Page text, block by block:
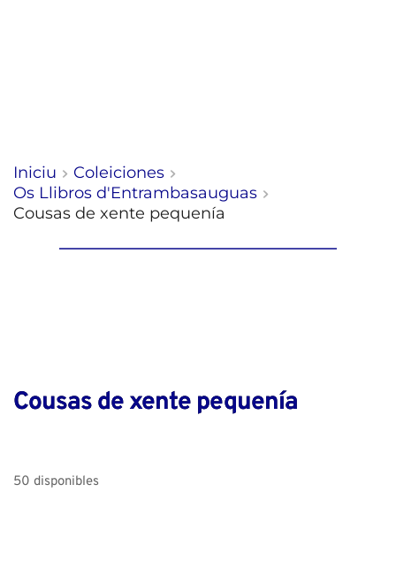
Iniciu
Coleiciones
Os Llibros d'Entrambasauguas
Cousas de xente pequenía
Cousas de xente pequenía
50 disponibles